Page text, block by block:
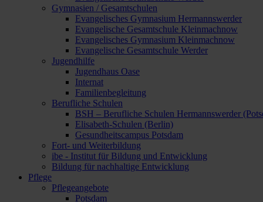
Gymnasien / Gesamtschulen
Evangelisches Gymnasium Hermannswerder
Evangelische Gesamtschule Kleinmachnow
Evangelisches Gymnasium Kleinmachnow
Evangelische Gesamtschule Werder
Jugendhilfe
Jugendhaus Oase
Internat
Familienbegleitung
Berufliche Schulen
BSH – Berufliche Schulen Hermannswerder
Elisabeth-Schulen (Berlin)
Gesundheitscampus Potsdam
Fort- und Weiterbildung
ibe - Institut für Bildung und Entwicklung
Bildung für nachhaltige Entwicklung
Pflege
Pflegeangebote
Potsdam